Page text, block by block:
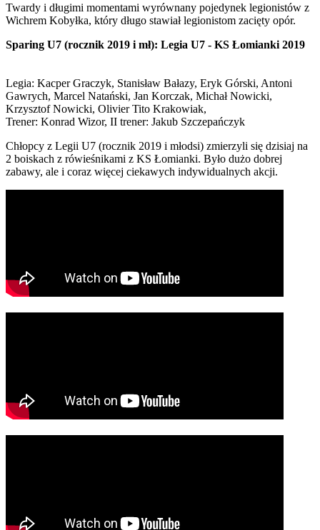
Twardy i długimi momentami wyrównany pojedynek legionistów z
Wichrem Kobyłka, który długo stawiał legionistom zacięty opór.
Sparing U7 (rocznik 2019 i mł): Legia U7 - KS Łomianki 2019
Legia: Kacper Graczyk, Stanisław Bałazy, Eryk Górski, Antoni
Gawrych, Marcel Natański, Jan Korczak, Michał Nowicki,
Krzysztof Nowicki, Olivier Tito Krakowiak,
Trener: Konrad Wizor, II trener: Jakub Szczepańczyk
Chłopcy z Legii U7 (rocznik 2019 i młodsi) zmierzyli się dzisiaj na
2 boiskach z rówieśnikami z KS Łomianki. Było dużo dobrej
zabawy, ale i coraz więcej ciekawych indywidualnych akcji.